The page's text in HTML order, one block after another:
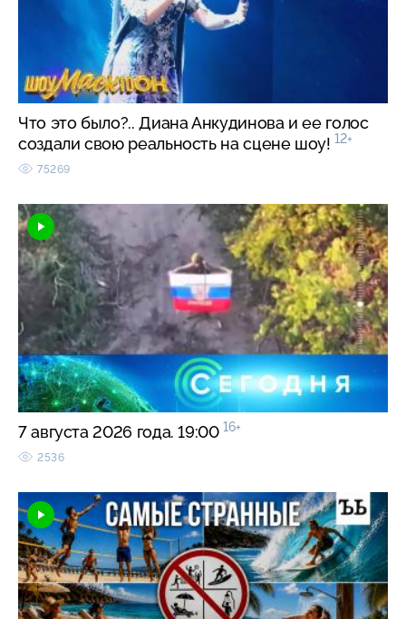
Что это было?.. Диана Анкудинова и ее голос
создали свою реальность на сцене шоу! 12+
75269
7 августа 2026 года. 19:00 16+
2536